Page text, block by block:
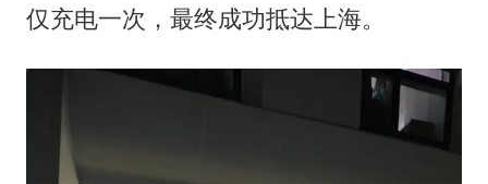
仅充电一次，最终成功抵达上海。